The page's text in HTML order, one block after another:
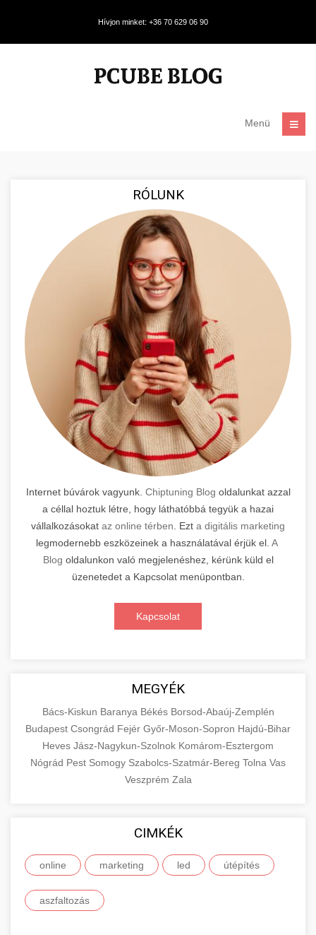
Hívjon minket: +36 70 629 06 90
Menü
RÓLUNK
Internet búvárok vagyunk. Chiptuning Blog oldalunkat azzal
a céllal hoztuk létre, hogy láthatóbbá tegyük a hazai
vállalkozásokat az online térben . Ezt a digitális marketing
legmodernebb eszközeinek a használatával érjük el. A
Blog oldalunkon való megjelenéshez, kérünk küld el
üzenetedet a Kapcsolat menüpontban.
Kapcsolat
MEGYÉK
Bács-Kiskun Baranya Békés Borsod-Abaúj-Zemplén
Budapest Csongrád Fejér Győr-Moson-Sopron Hajdú-Bihar
Heves Jász-Nagykun-Szolnok Komárom-Esztergom
Nógrád Pest Somogy Szabolcs-Szatmár-Bereg Tolna Vas
Veszprém Zala
CIMKÉK
online marketing led útépítés
aszfaltozás